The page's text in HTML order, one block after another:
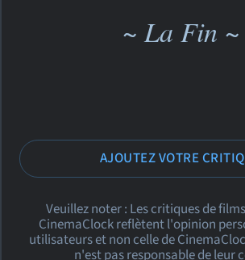
~ La Fin ~
AJOUTEZ VOTRE
Veuillez noter : Les critiques de
CinemaClock reflètent l'opinion
utilisateurs et non celle de
n'est pas responsable de leur